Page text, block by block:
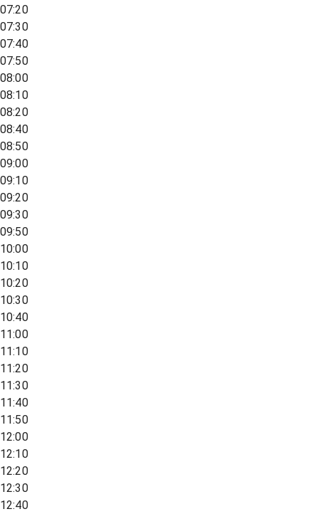
07:20
07:30
07:40
07:50
08:00
08:10
08:20
08:40
08:50
09:00
09:10
09:20
09:30
09:50
10:00
10:10
10:20
10:30
10:40
11:00
11:10
11:20
11:30
11:40
11:50
12:00
12:10
12:20
12:30
12:40